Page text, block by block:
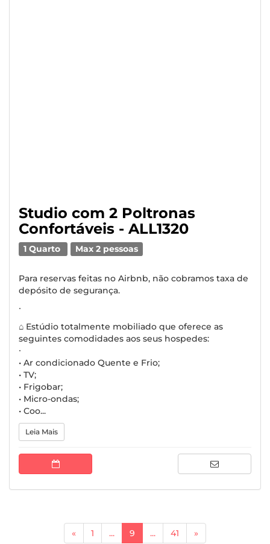
Studio com 2 Poltronas
Confortáveis - ALL1320
1 Quarto Max 2 pessoas
Para reservas feitas no Airbnb, não cobramos taxa de
depósito de segurança.
∙
⌂ Estúdio totalmente mobiliado que oferece as
seguintes comodidades aos seus hospedes:
∙
• Ar condicionado Quente e Frio;
• TV;
• Frigobar;
• Micro-ondas;
• Coo...
Leia Mais
« 1 ... 9 (current)
... 41 »